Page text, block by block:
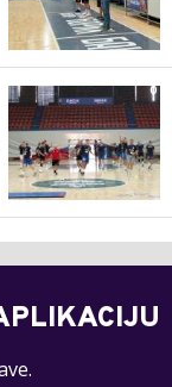
0